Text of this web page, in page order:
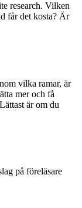
research. Vilken
får det kosta? Är
vilka ramar, är
mer och få
är om du
på föreläsare